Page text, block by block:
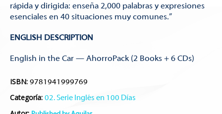
rápida y dirigida: enseña 2,000 palabras y expresiones
esenciales en 40 situaciones muy comunes.”
ENGLISH DESCRIPTION
English in the Car — AhorroPack (2 Books + 6 CDs)
ISBN: 9781941999769
Categoría: 02. Serie Inglés en 100 Días